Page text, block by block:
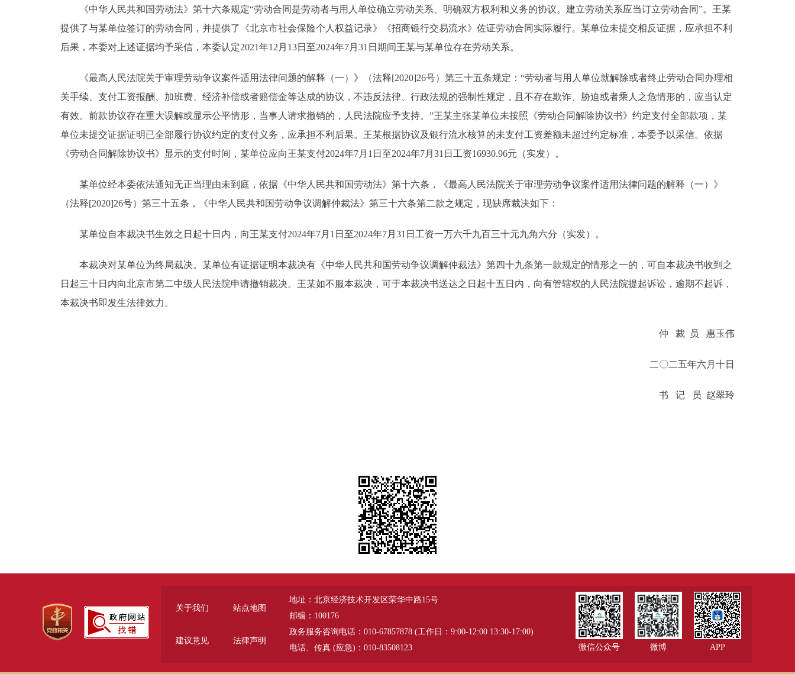
《中华人民共和国劳动法》第十六条规定“劳动合同是劳动者与用人单位确立劳动关系、明确双方权利和义务的协议。建立劳动关系应当订立劳动合同”。王某
提供了与某单位签订的劳动合同，并提供了《北京市社会保险个人权益记录》《招商银行交易流水》佐证劳动合同实际履行。某单位未提交相反证据，应承担不利
后果，本委对上述证据均予采信，本委认定2021年12月13日至2024年7月31日期间王某与某单位存在劳动关系。
《最高人民法院关于审理劳动争议案件适用法律问题的解释（一）》（法释[2020]26号）第三十五条规定：“劳动者与用人单位就解除或者终止劳动合同办理相
关手续、支付工资报酬、加班费、经济补偿或者赔偿金等达成的协议，不违反法律、行政法规的强制性规定，且不存在欺诈、胁迫或者乘人之危情形的，应当认定
有效。前款协议存在重大误解或显示公平情形，当事人请求撤销的，人民法院应予支持。”王某主张某单位未按照《劳动合同解除协议书》约定支付全部款项，某
单位未提交证据证明已全部履行协议约定的支付义务，应承担不利后果。王某根据协议及银行流水核算的未支付工资差额未超过约定标准，本委予以采信。依据
《劳动合同解除协议书》显示的支付时间，某单位应向王某支付2024年7月1日至2024年7月31日工资16930.96元（实发）。
某单位经本委依法通知无正当理由未到庭，依据《中华人民共和国劳动法》第十六条，《最高人民法院关于审理劳动争议案件适用法律问题的解释（一）》
（法释[2020]26号）第三十五条，《中华人民共和国劳动争议调解仲裁法》第三十六条第二款之规定，现缺席裁决如下：
某单位自本裁决书生效之日起十日内，向王某支付2024年7月1日至2024年7月31日工资一万六千九百三十元九角六分（实发）。
本裁决对某单位为终局裁决。某单位有证据证明本裁决有《中华人民共和国劳动争议调解仲裁法》第四十九条第一款规定的情形之一的，可自本裁决书收到之
日起三十日内向北京市第二中级人民法院申请撤销裁决。王某如不服本裁决，可于本裁决书送达之日起十五日内，向有管辖权的人民法院提起诉讼，逾期不起诉，
本裁决书即发生法律效力。
仲 裁 员 惠玉伟
二〇二五年六月十日
书 记 员 赵翠玲
关于我们 站点地图
建议意见 法律声明
地址：北京经济技术开发区荣华中路15号
邮编：100176
政务服务咨询电话：010-67857878 (工作日：9:00-12:00 13:30-17:00)
电话、传真 (应急)：010-83508123
微信公众号 微博 APP